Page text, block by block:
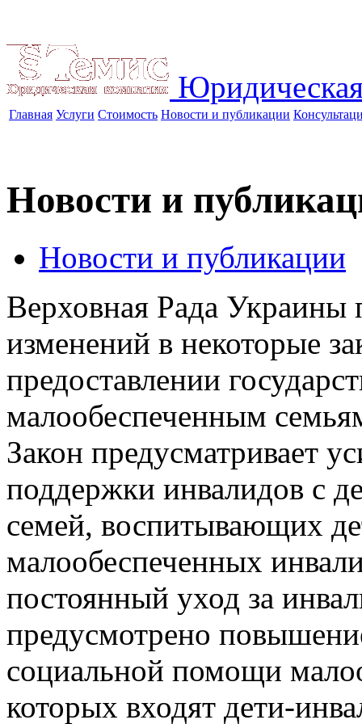
Главная Услуги Стоимость Новости и публикации
Новости и
Новости и публикации
Верховная Рада Украины
изменений в некоторые
предоставлении
малообеспеченным
Закон предусматривает
поддержки инвалидов с
семей, воспитывающих
малообеспеченных
постоянный уход за
предусмотрено
социальной помощи
которых входят дети-